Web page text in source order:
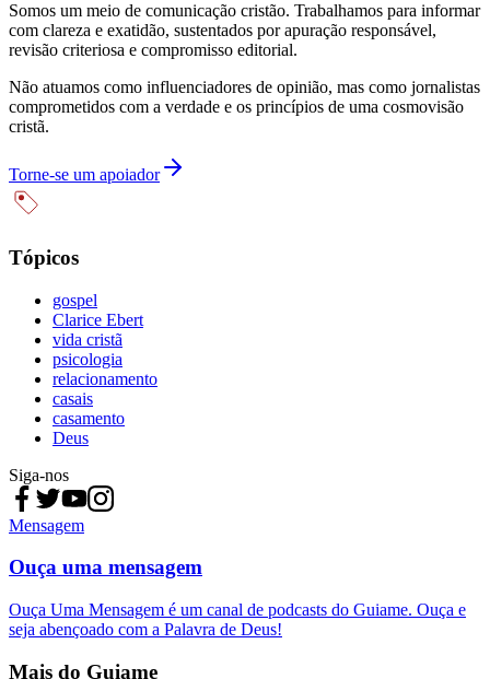
Somos um meio de comunicação cristão. Trabalhamos para informar
com clareza e exatidão, sustentados por apuração responsável,
revisão criteriosa e compromisso editorial.
Não atuamos como influenciadores de opinião, mas como jornalistas
comprometidos com a verdade e os princípios de uma cosmovisão
cristã.
Torne-se um apoiador
Tópicos
gospel
Clarice Ebert
vida cristã
psicologia
relacionamento
casais
casamento
Deus
Siga-nos
Mensagem
Ouça uma mensagem
Ouça Uma Mensagem é um canal de podcasts do Guiame. Ouça e
seja abençoado com a Palavra de Deus!
Mais do Guiame